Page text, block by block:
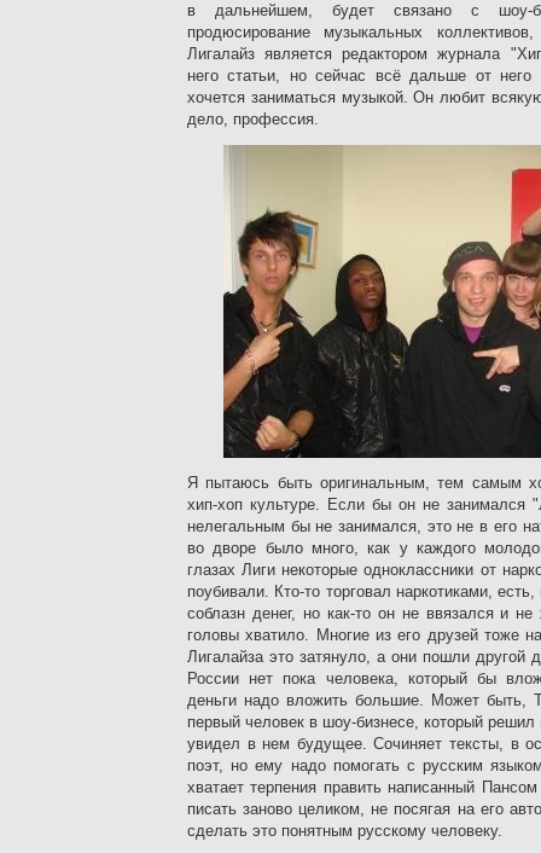
в дальнейшем, будет связано с шоу-
продюсирование музыкальных
Лигалайз является редактором журнала
него статьи, но сейчас всё дальше от него
хочется заниматься музыкой. Он любит
дело, профессия.
Я пытаюсь быть оригинальным, тем самым
хип-хоп культуре. Если бы он не занимался
нелегальным бы не занимался, это не в его
во дворе было много, как у каждого
глазах Лиги некоторые одноклассники от
поубивали. Кто-то торговал наркотиками,
соблазн денег, но как-то он не ввязался и
головы хватило. Многие из его друзей тоже
Лигалайза это затянуло, а они пошли другой
России нет пока человека, который бы
деньги надо вложить большие. Может быть,
первый человек в шоу-бизнесе, который
увидел в нем будущее. Сочиняет тексты, в
поэт, но ему надо помогать с русским
хватает терпения править написанный
писать заново целиком, не посягая на его
сделать это понятным русскому человеку.